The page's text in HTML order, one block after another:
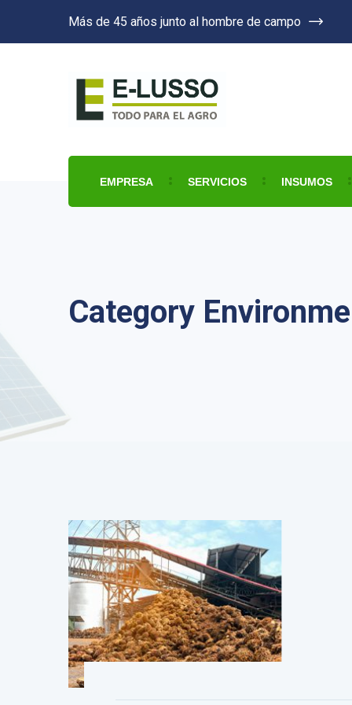
Más de 45 años junto al hombre de campo
EMPRESA SERVICIOS INSUMOS
Category